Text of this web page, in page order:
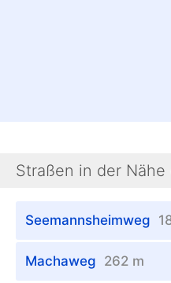
Straßen in der
Seemannsheimweg
Machaweg 262 m